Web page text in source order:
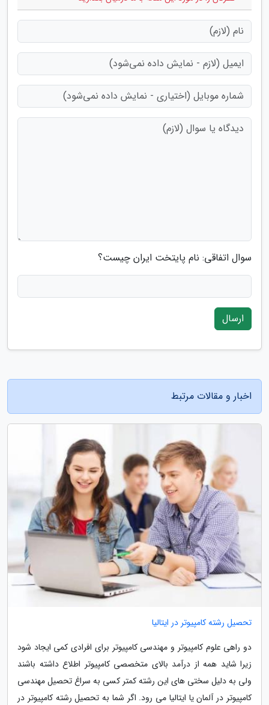
سوال اتفاقی: نام پایتخت ایران چیست؟
ارسال
اخبار و مقالات مرتبط
تحصیل رشته کامپیوتر در ایتالیا
دو راهی علوم کامپیوتر و مهندسی کامپیوتر برای افرادی کمی ایجاد شود
زیرا شاید همه از درآمد بالای متخصصی کامپیوتر اطلاع داشته باشند
ولی به دلیل سختی های این رشته کمتر کسی به سراغ تحصیل مهندسی
کامپیوتر در آلمان یا ایتالیا می رود. اگر شما به تحصیل رشته کامپیوتر در